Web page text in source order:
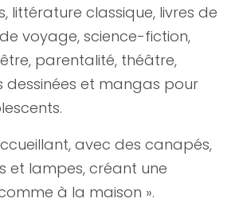
littérature classique, livres de
voyage, science-fiction,
parentalité, théâtre,
dessinées et mangas pour
avec des canapés,
et lampes, créant une
à la maison ».